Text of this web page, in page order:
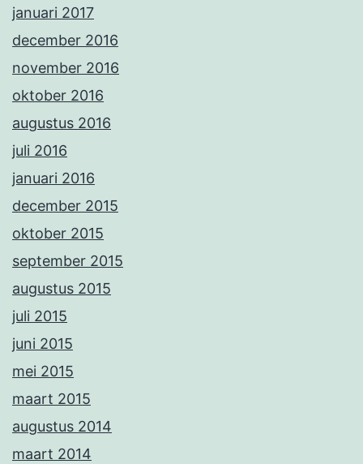
januari 2017
december 2016
november 2016
oktober 2016
augustus 2016
juli 2016
januari 2016
december 2015
oktober 2015
september 2015
augustus 2015
juli 2015
juni 2015
mei 2015
maart 2015
augustus 2014
maart 2014